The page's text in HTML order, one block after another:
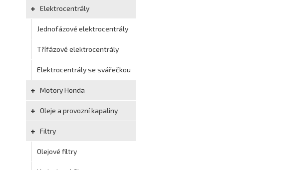
Elektrocentrály
Jednofázové elektrocentrály
Třífázové elektrocentrály
Elektrocentrály se svářečkou
Motory Honda
Oleje a provozní kapaliny
Filtry
Olejové filtry